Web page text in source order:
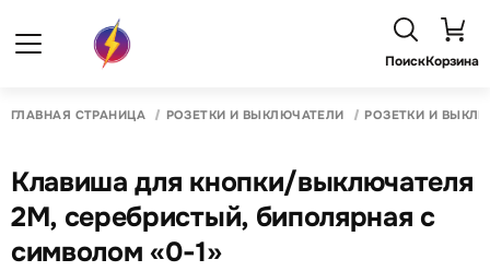
ПоискКорзина
ГЛАВНАЯ СТРАНИЦА РОЗЕТКИ И ВЫКЛЮЧАТЕЛИ РОЗЕТКИ И
Клавиша для кнопки/выключателя
2M, серебристый, биполярная с
символом «0-1»